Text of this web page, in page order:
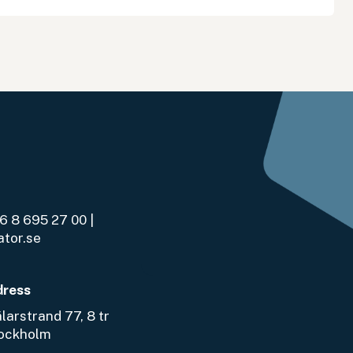
8 695 27 00
77, 8 tr